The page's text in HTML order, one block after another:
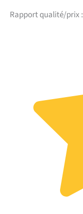
Rapport qualité/prix :